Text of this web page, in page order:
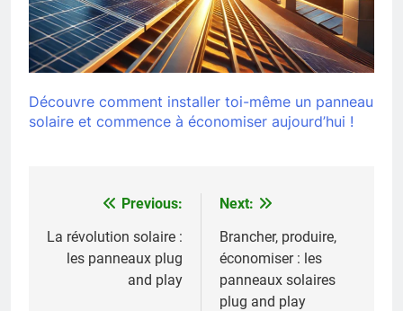
Découvre comment installer toi-même un panneau
solaire et commence à économiser aujourd’hui !
Navigation
de
l’article
Previous:
La révolution solaire :
les panneaux plug
and play
Next:
Brancher, produire,
économiser : les
panneaux solaires
plug and play